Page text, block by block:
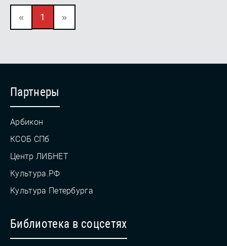
« 1 »
Партнеры
Арбикон
КСОБ СПб
Центр ЛИБНЕТ
Культура.РФ
Культура Петербурга
Библиотека в соцсетях